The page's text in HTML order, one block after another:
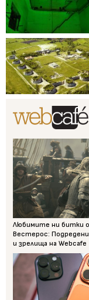
Любимите ни битки
Вестерос:
и зрелища на Webcafe